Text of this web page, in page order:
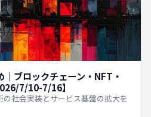
ブロックチェーン・NFT・
7/10-7/16】
社会実装とサービス基盤の拡大を